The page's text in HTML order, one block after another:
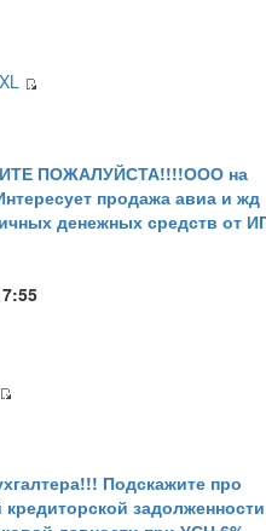
ПОЖАЛУЙСТА!!!!ООО на
продажа авиа и жд
денежных средств от
Подскажите про